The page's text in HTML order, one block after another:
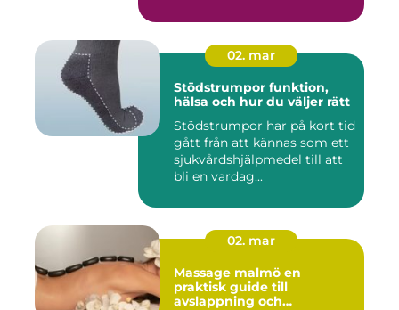
02. mar
Stödstrumpor funktion,
hälsa och hur du väljer rätt
Stödstrumpor har på kort tid
gått från att kännas som ett
sjukvårdshjälpmedel till att
bli en vardag...
02. mar
Massage malmö en
praktisk guide till
avslappning och